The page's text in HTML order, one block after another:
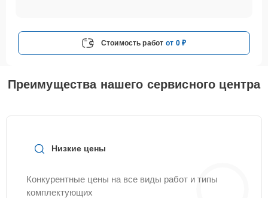
Стоимость работ от 0 ₽
Преимущества нашего сервисного центра
Низкие цены
Конкурентные цены на все виды работ и типы
комплектующих